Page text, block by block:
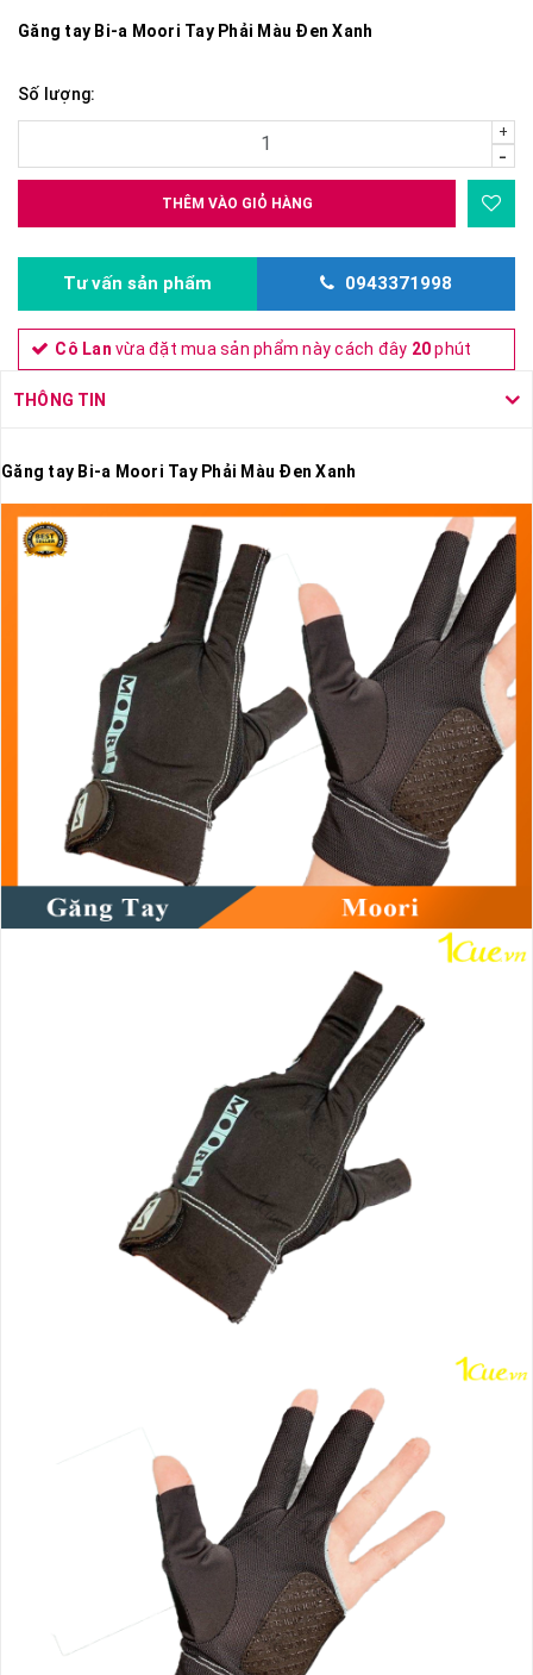
Găng tay Bi-a Moori Tay Phải Màu Đen Xanh
Số lượng:
+
-
THÊM VÀO GIỎ HÀNG
Tư vấn sản phẩm 0943371998
Cô Lan vừa đặt mua sản phẩm này cách đây 20phút
THÔNG TIN
Găng tay Bi-a Moori Tay Phải Màu Đen Xanh